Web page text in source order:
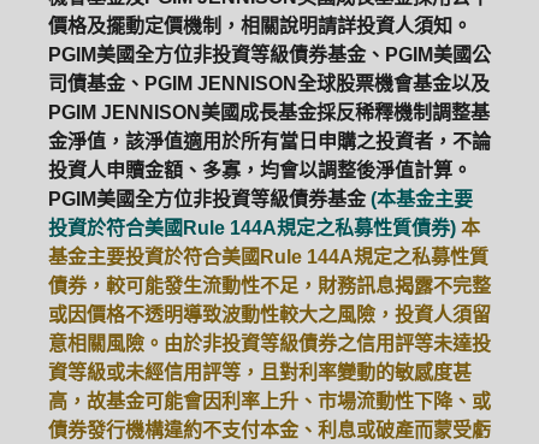
價格及擺動定價機制，相關說明請詳投資人須知。
PGIM美國全方位非投資等級債券基金、PGIM美國公
司債基金、PGIM JENNISON全球股票機會基金以及
PGIM JENNISON美國成長基金採反稀釋機制調整基
金淨值，該淨值適用於所有當日申購之投資者，不論
投資人申贖金額、多寡，均會以調整後淨值計算。
PGIM美國全方位非投資等級債券基金 (本基金主要
投資於符合美國Rule 144A規定之私募性質債券) 本
基金主要投資於符合美國Rule 144A規定之私募性質
債券，較可能發生流動性不足，財務訊息揭露不完整
或因價格不透明導致波動性較大之風險，投資人須留
意相關風險。由於非投資等級債券之信用評等未達投
資等級或未經信用評等，且對利率變動的敏感度甚
高，故基金可能會因利率上升、市場流動性下降、或
債券發行機構違約不支付本金、利息或破產而蒙受虧